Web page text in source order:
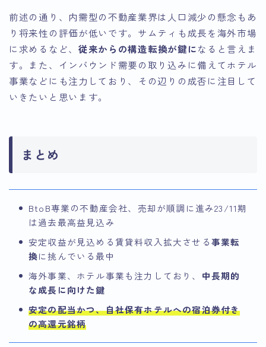
前述の通り、内需型の不動産業界は人口減少の懸念もあ
り将来性の評価が低いです。サムティも成長を海外市場
に求めるなど、 従来からの構造転換が鍵になると言えま
す。また、インバウンド需要の取り込みに備えてホテル
事業などにも注力しており、その辺りの成否に注目して
いきたいと思います。
まとめ
BtoB専業の不動産会社、売却が順調に進み23/11期
は過去最高益見込み
安定収益が見込める賃貸料収入拡大させる事業転
換に挑んでいる最中
海外事業、ホテル事業も注力しており、 中長期的
な成長に向けた鍵
安定の配当かつ、自社保有ホテルへの宿泊券付き
の高還元銘柄